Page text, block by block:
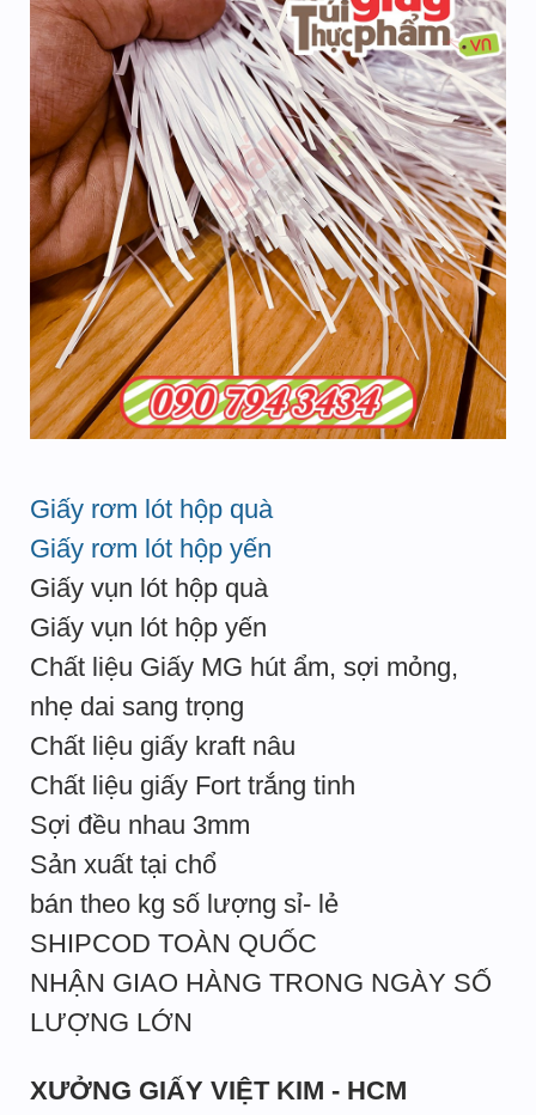
Giấy rơm lót hộp quà
Giấy rơm lót hộp yến
Giấy vụn lót hộp quà
Giấy vụn lót hộp yến
Chất liệu Giấy MG hút ẩm, sợi mỏng,
nhẹ dai sang trọng
Chất liệu giấy kraft nâu
Chất liệu giấy Fort trắng tinh
Sợi đều nhau 3mm
Sản xuất tại chổ
bán theo kg số lượng sỉ- lẻ
SHIPCOD TOÀN QUỐC
NHẬN GIAO HÀNG TRONG NGÀY SỐ
LƯỢNG LỚN
XƯỞNG GIẤY VIỆT KIM - HCM